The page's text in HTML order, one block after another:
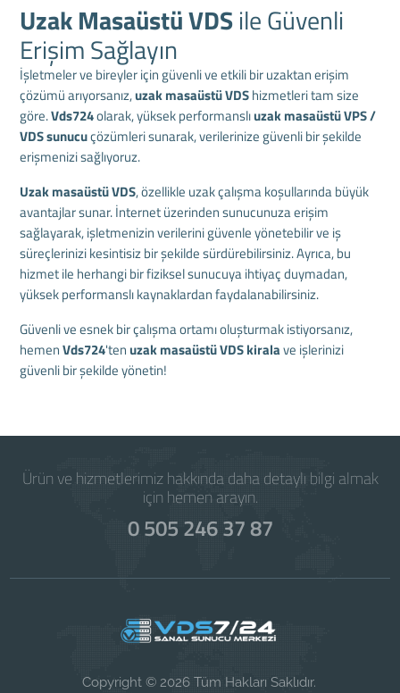
Uzak Masaüstü VDSile Güvenli
Erişim Sağlayın
İşletmeler ve bireyler için güvenli ve etkili bir uzaktan erişim
çözümü arıyorsanız,uzak masaüstü VDShizmetleri tam size
göre.Vds724olarak, yüksek performanslıuzak masaüstü VPS /
VDS sunucuçözümleri sunarak, verilerinize güvenli bir şekilde
erişmenizi sağlıyoruz.
Uzak masaüstü VDS, özellikle uzak çalışma koşullarında büyük
avantajlar sunar. İnternet üzerinden sunucunuza erişim
sağlayarak, işletmenizin verilerini güvenle yönetebilir ve iş
süreçlerinizi kesintisiz bir şekilde sürdürebilirsiniz. Ayrıca, bu
hizmet ile herhangi bir fiziksel sunucuya ihtiyaç duymadan,
yüksek performanslı kaynaklardan faydalanabilirsiniz.
Güvenli ve esnek bir çalışma ortamı oluşturmak istiyorsanız,
hemenVds724'tenuzak masaüstü VDS kiralave işlerinizi
güvenli bir şekilde yönetin!
Ürün ve hizmetlerimiz hakkında daha detaylı bilgi almak
için hemen arayın.
0 505 246 37 87
Copyright © 2026 Tüm Hakları Saklıdır.